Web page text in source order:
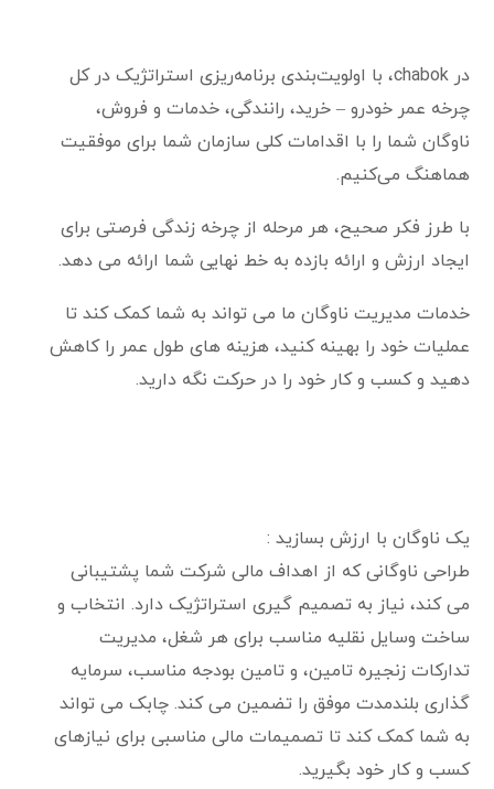
در chabok، با اولویت‌بندی برنامه‌ریزی استراتژیک در کل
چرخه عمر خودرو – خرید، رانندگی، خدمات و فروش،
ناوگان شما را با اقدامات کلی سازمان شما برای موفقیت
هماهنگ می‌کنیم.
با طرز فکر صحیح، هر مرحله از چرخه زندگی فرصتی برای
ایجاد ارزش و ارائه بازده به خط نهایی شما ارائه می دهد.
خدمات مدیریت ناوگان ما می تواند به شما کمک کند تا
عملیات خود را بهینه کنید، هزینه های طول عمر را کاهش
دهید و کسب و کار خود را در حرکت نگه دارید.
یک ناوگان با ارزش بسازید :
طراحی ناوگانی که از اهداف مالی شرکت شما پشتیبانی
می کند، نیاز به تصمیم گیری استراتژیک دارد. انتخاب و
ساخت وسایل نقلیه مناسب برای هر شغل، مدیریت
تدارکات زنجیره تامین، و تامین بودجه مناسب، سرمایه
گذاری بلندمدت موفق را تضمین می کند. چابک می تواند
به شما کمک کند تا تصمیمات مالی مناسبی برای نیازهای
کسب و کار خود بگیرید.